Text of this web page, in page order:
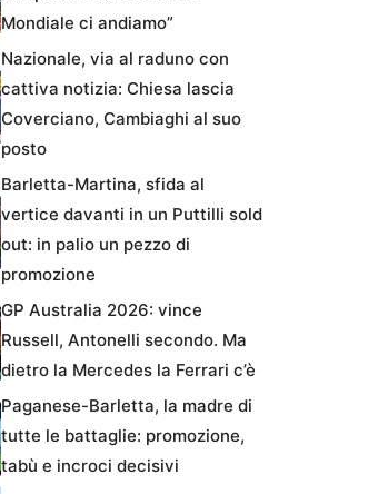
Mondiale ci andiamo”
Nazionale, via al raduno con
cattiva notizia: Chiesa lascia
Coverciano, Cambiaghi al suo
posto
Barletta-Martina, sfida al
vertice davanti in un Puttilli sold
out: in palio un pezzo di
promozione
GP Australia 2026: vince
Russell, Antonelli secondo. Ma
dietro la Mercedes la Ferrari c’è
Paganese-Barletta, la madre di
tutte le battaglie: promozione,
tabù e incroci decisivi